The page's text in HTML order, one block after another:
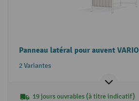
Panneau latéral pour auvent VARIO
2 Variantes
19 jours ouvrables (à titre indicatif)